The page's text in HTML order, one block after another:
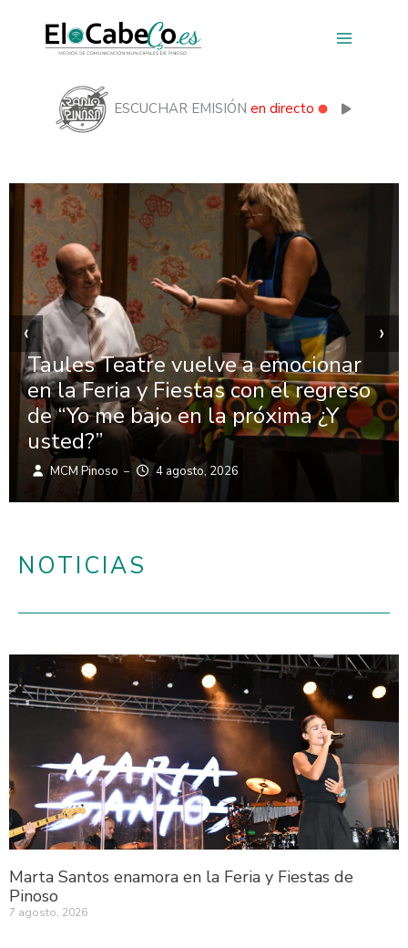
contenido
ESCUCHAR EMISIÓN en directo
vuelve a emocionar
con el regreso
en la próxima ¿Y
4 agosto, 2026
El Sopar de
reúne a
‹ ›
NOTICIAS
Marta Santos enamora en la Feria y Fiestas de
Pinoso
7 agosto, 2026
PáginaPáginaPágina Página